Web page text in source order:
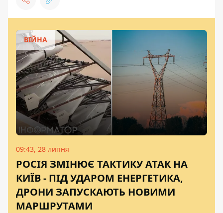
ВІЙНА
09:43, 28 липня
РОСІЯ ЗМІНЮЄ ТАКТИКУ АТАК НА
КИЇВ - ПІД УДАРОМ ЕНЕРГЕТИКА,
ДРОНИ ЗАПУСКАЮТЬ НОВИМИ
МАРШРУТАМИ